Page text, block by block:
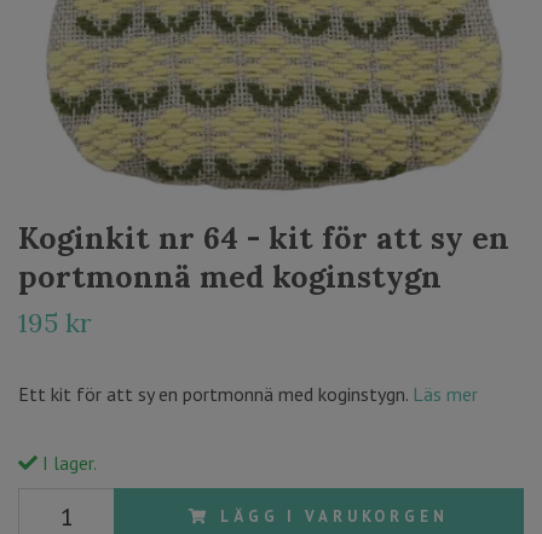
Koginkit nr 64 - kit för att sy en
portmonnä med koginstygn
195 kr
Ett kit för att sy en portmonnä med koginstygn. Läs mer
I lager.
LÄGG I VARUKORGEN